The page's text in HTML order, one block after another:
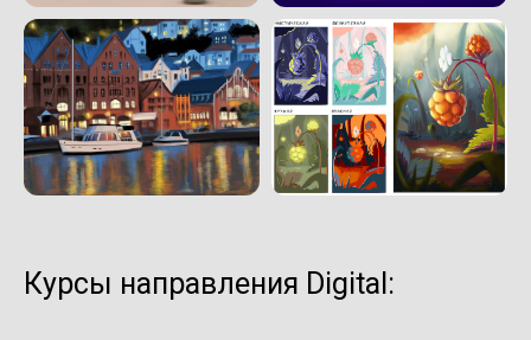
Курсы направления Digital: